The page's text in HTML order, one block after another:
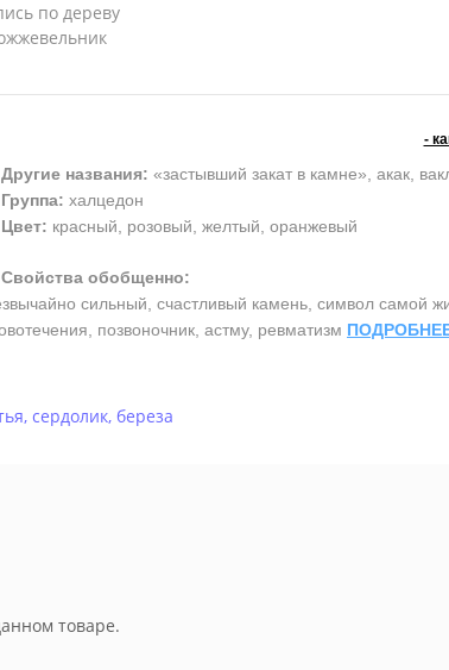
по дереву
-
Другие названия: «застывший закат в камне», акак,
Группа: халцедон
Цвет: красный, розовый, желтый, оранжевый
Свойства обобщенно:
сильный, счастливый камень, символ самой
позвоночник, астму, ревматизм
, сердолик, береза
товаре.